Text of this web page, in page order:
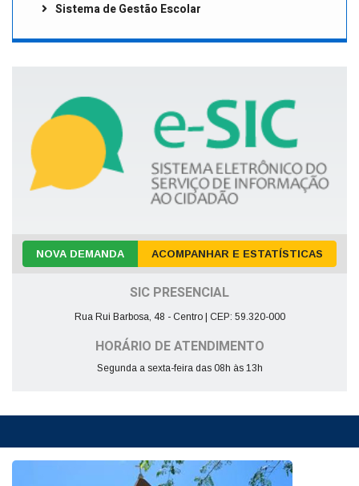
Sistema de Gestão Escolar
NOVA DEMANDA ACOMPANHAR E ESTATÍSTICAS
SIC PRESENCIAL
Rua Rui Barbosa, 48 - Centro | CEP: 59.320-000
HORÁRIO DE ATENDIMENTO
Segunda a sexta-feira das 08h às 13h